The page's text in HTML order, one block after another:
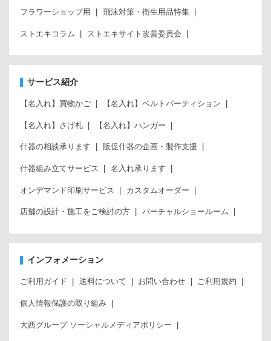
フラワーショップ用 飛沫対策・衛生用品特集
ストエキコラム ストエキサイト改善委員会
サービス紹介
【名入れ】買物かご 【名入れ】ベルトパーティション
【名入れ】さげ札 【名入れ】ハンガー
什器の相談承ります 販促什器の企画・製作支援
什器組み立てサービス 名入れ承ります
オンデマンド印刷サービス カスタムオーダー
店舗の設計・施工をご検討の方 バーチャルショールーム
インフォメーション
ご利用ガイド 送料について お問い合わせ ご利用規約
個人情報保護の取り組み
大西グループ ソーシャルメディアポリシー